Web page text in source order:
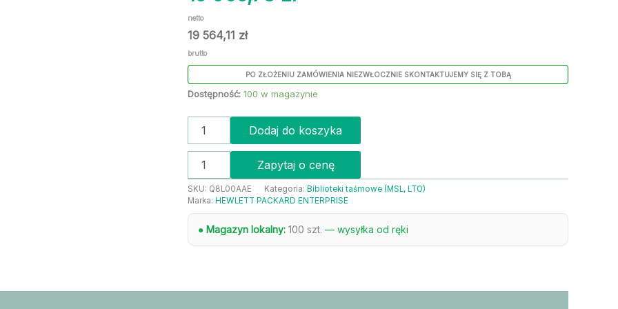
netto
19 564,11 zł
brutto
PO ZŁOŻENIU ZAMÓWIENIA NIEZWŁOCZNIE SKONTAKTUJEMY SIĘ Z TOBĄ
Dostępność: 100 w magazynie
Dodaj do koszyka
Zapytaj o cenę
SKU: Q8L00AAE Kategoria: Biblioteki taśmowe (MSL, LTO)
Marka: HEWLETT PACKARD ENTERPRISE
● Magazyn lokalny: 100 szt. — wysyłka od ręki